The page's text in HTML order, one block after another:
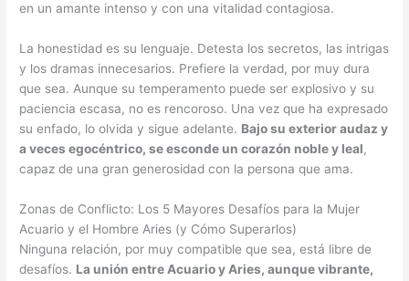
en un amante intenso y con una vitalidad contagiosa.
La honestidad es su lenguaje. Detesta los secretos, las intrigas
y los dramas innecesarios. Prefiere la verdad, por muy dura
que sea. Aunque su temperamento puede ser explosivo y su
paciencia escasa, no es rencoroso. Una vez que ha expresado
su enfado, lo olvida y sigue adelante. Bajo su exterior audaz y
a veces egocéntrico, se esconde un corazón noble y leal,
capaz de una gran generosidad con la persona que ama.
Zonas de Conflicto: Los 5 Mayores Desafíos para la Mujer
Acuario y el Hombre Aries (y Cómo Superarlos)
Ninguna relación, por muy compatible que sea, está libre de
desafíos. La unión entre Acuario y Aries, aunque vibrante,